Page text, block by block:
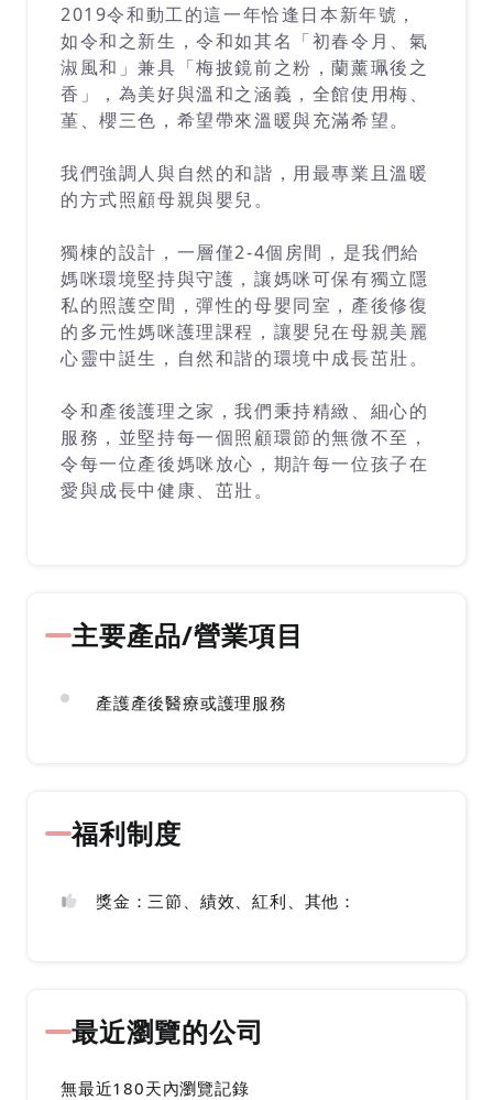
2019令和動工的這一年恰逢日本新年號，
如令和之新生，令和如其名「初春令月、氣
淑風和」兼具「梅披鏡前之粉，蘭薰珮後之
香」，為美好與溫和之涵義，全館使用梅、
堇、櫻三色，希望帶來溫暖與充滿希望。
我們強調人與自然的和諧，用最專業且溫暖
的方式照顧母親與嬰兒。
獨棟的設計，一層僅2-4個房間，是我們給
媽咪環境堅持與守護，讓媽咪可保有獨立隱
私的照護空間，彈性的母嬰同室，產後修復
的多元性媽咪護理課程，讓嬰兒在母親美麗
心靈中誔生，自然和諧的環境中成長茁壯。
令和產後護理之家，我們秉持精緻、細心的
服務，並堅持每一個照顧環節的無微不至，
令每一位產後媽咪放心，期許每一位孩子在
愛與成長中健康、茁壯。
主要產品/營業項目
產護產後醫療或護理服務
福利制度
獎金：三節、績效、紅利、其他：
最近瀏覽的公司
無最近180天內瀏覽記錄